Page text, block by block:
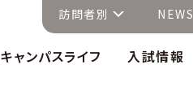
訪問者別 NEWS
キャンパスライフ 入試情報